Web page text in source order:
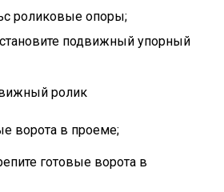
роликовые опоры;
подвижный упорный
ролик
ворота в проеме;
готовые ворота в